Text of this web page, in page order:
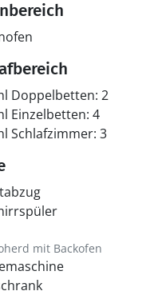
Doppelbetten: 2
Einzelbetten: 4
Schlafzimmer: 3
mit Backofen